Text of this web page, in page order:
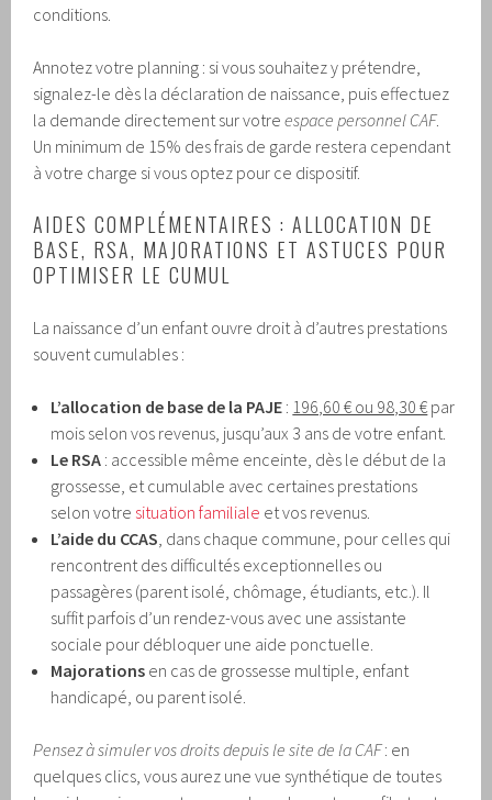
conditions.
Annotez votre planning : si vous souhaitez y prétendre,
signalez-le dès la déclaration de naissance, puis effectuez
la demande directement sur votreespace personnel CAF.
Un minimum de 15% des frais de garde restera cependant
à votre charge si vous optez pour ce dispositif.
AIDES COMPLÉMENTAIRES : ALLOCATION DE
BASE, RSA, MAJORATIONS ET ASTUCES POUR
OPTIMISER LE CUMUL
La naissance d’un enfant ouvre droit à d’autres prestations
souvent cumulables :
L’allocation de base de la PAJE : 196,60 € ou 98,30 € par
mois selon vos revenus, jusqu’aux 3 ans de votre enfant.
Le RSA : accessible même enceinte, dès le début de la
grossesse, et cumulable avec certaines prestations
selon votre situation familiale et vos revenus.
L’aide du CCAS , dans chaque commune, pour celles qui
rencontrent des difficultés exceptionnelles ou
passagères (parent isolé, chômage, étudiants, etc.). Il
suffit parfois d’un rendez-vous avec une assistante
sociale pour débloquer une aide ponctuelle.
Majorations en cas de grossesse multiple, enfant
handicapé, ou parent isolé.
Pensez à simuler vos droits depuis le site de la CAF: en
quelques clics, vous aurez une vue synthétique de toutes